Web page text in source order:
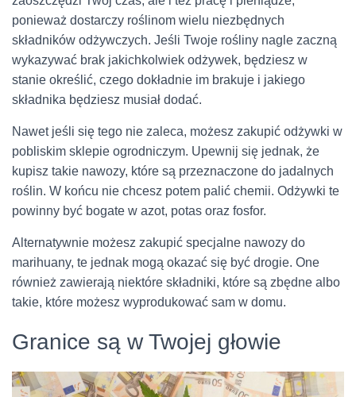
ponieważ dostarczy roślinom wielu niezbędnych
składników odżywczych. Jeśli Twoje rośliny nagle zaczną
wykazywać brak jakichkolwiek odżywek, będziesz w
stanie określić, czego dokładnie im brakuje i jakiego
składnika będziesz musiał dodać.
Nawet jeśli się tego nie zaleca, możesz zakupić odżywki w
pobliskim sklepie ogrodniczym. Upewnij się jednak, że
kupisz takie nawozy, które są przeznaczone do jadalnych
roślin. W końcu nie chcesz potem palić chemii. Odżywki te
powinny być bogate w azot, potas oraz fosfor.
Alternatywnie możesz zakupić specjalne nawozy do
marihuany, te jednak mogą okazać się być drogie. One
również zawierają niektóre składniki, które są zbędne albo
takie, które możesz wyprodukować sam w domu.
Granice są w Twojej głowie